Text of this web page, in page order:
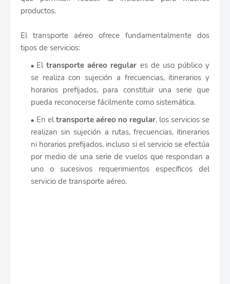
productos.
El transporte aéreo ofrece fundamentalmente dos
tipos de servicios:
Eltransporte aéreo regular es de uso público y
se realiza con sujeción a frecuencias, itinerarios y
horarios prefijados, para constituir una serie que
pueda reconocerse fácilmente como sistemática.
En eltransporte aéreo no regular, los servicios se
realizan sin sujeción a rutas, frecuencias, itinerarios
ni horarios prefijados, incluso si el servicio se efectúa
por medio de una serie de vuelos que respondan a
uno o sucesivos requerimientos específicos del
servicio de transporte aéreo.